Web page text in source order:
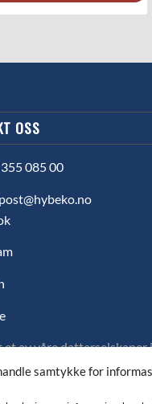
samtykke for
OSS
085 00
post@hybeko.no
av våre datterselskaper
Danmark eller Finland ved